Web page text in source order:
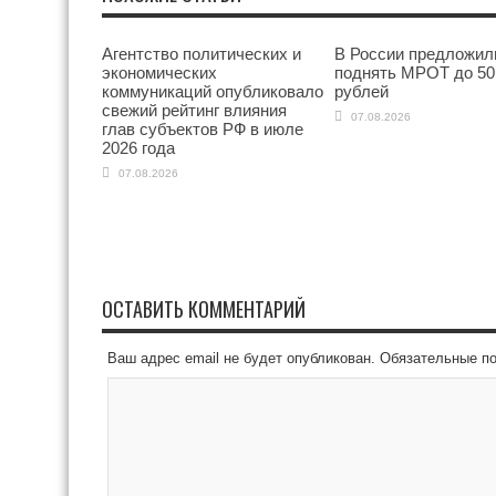
Агентство политических и
экономических
коммуникаций опубликовало
свежий рейтинг влияния
глав субъектов РФ в июле
2026 года
07.08.2026
В России
поднять МРОТ до
рублей
07.08.2026
ОСТАВИТЬ КОММЕНТАРИЙ
Ваш адрес email не будет опубликован. Обязательные